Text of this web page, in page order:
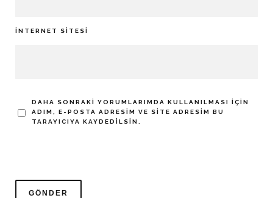
İNTERNET SITESI
DAHA SONRAKI YORUMLARIMDA KULLANILMASI IÇIN
ADIM, E-POSTA ADRESIM VE SITE ADRESIM BU
TARAYICIYA KAYDEDILSIN.